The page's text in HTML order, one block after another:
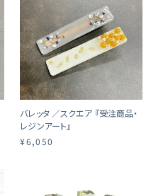
バレッタ ／スクエア 『受注商品・
レジンアート』
¥6,050